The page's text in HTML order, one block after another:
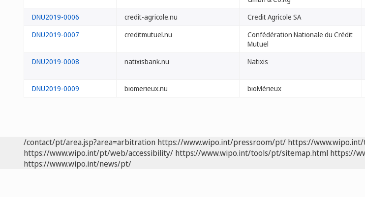
DNU2019-0006 credit-agricole.nu Credit Agricole SA
DNU2019-0007
creditmutuel.nu
Confédération Nationale du Crédit
Mutuel
DNU2019-0008 natixisbank.nu Natixis
DNU2019-0009 biomerieux.nu bioMérieux
/contact/pt/area.jsp?area=arbitration https://www.wipo.int/pressroom/pt/ https://
https://www.wipo.int/pt/web/accessibility/ https://www.wipo.int/tools/pt/sitemap.html https://
https://www.wipo.int/news/pt/